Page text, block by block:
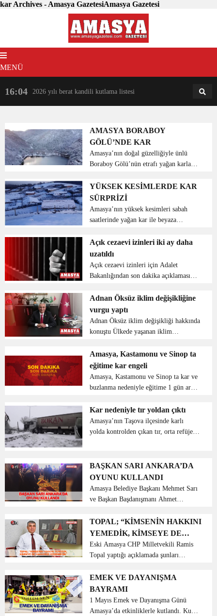
kar Archives - Amasya GazetesiAmasya Gazetesi
MENÜ
16:04 2026 yılı berat kandili kutlama listesi 18:31
AMASYA BORABOY
GÖLÜ’NDE KAR
Amasya’nın doğal güzelliğiyle ünlü
Boraboy Gölü’nün etrafı yağan karla
havadan dron ile görüntülendi.
Amasya’nın Taşova ilçesine bağlı
Boraboy k...
YÜKSEK KESİMLERDE KAR
SÜRPRİZİ
Amasya’nın yüksek kesimleri sabah
saatlerinde yağan kar ile beyaza
bağlı Dereli, Belevi ve Tekke
yaylalarında yaşayanlar sabah beyaz
örtü ile uyandı. Bin 700 rakıml...
Açık cezaevi izinleri iki ay daha
uzatıldı
Açık cezaevi izinleri için Adalet
Bakanlığından son dakika açıklaması
cezaevlerindeki hükümlülerin Covid-19
tedbirleri kapsamındaki izin sürelerinin
2 ay uzatıld...
Adnan Öksüz iklim değişikliğine
vurgu yaptı
Adnan Öksüz iklim değişikliği hakkında
konuştu Ülkede yaşanan iklim
afetler tarım sektörünü etkilemektedir
Üreticiler sezon boyunca kuraklık veya
aşırı yağışl...
Amasya, Kastamonu ve Sinop ta
eğitime kar engeli
Amasya, Kastamonu ve Sinop ta kar ve
buzlanma nedeniyle eğitime 1 gün ara
Kar nedeniyle tır yoldan çıktı
Amasya’nın Taşova ilçesinde karlı
yolda kontrolden çıkan tır, orta refüje
kaybederek önce yoldan çıktı sonra orta
refüje ç...
BAŞKAN SARI ANKARA’DA
OYUNU KULLANDI
Amasya Belediye Başkanı Mehmet Sarı
ve Başkan Başdanışmanı Ahmet
İlbank Olağan Genel Kurul toplantısına
katıldı. İller Bankası Anonim Şirketinin
Olağan genel kurul t...
TOPAL; “KİMSENİN HAKKINI
YEMEDİK, KİMSEYE DE
HAKKIMIZI YEDİRMEDİK”
Eski Amasya CHP Milletvekili Ramis
Topal yaptığı açıklamada şunları
Büyükşehir Belediye Başkan Adayımız
Ekrem İmamoğlu ve İstanbul İl
Başkanımız Canan Kaftancıoğlu öncü...
EMEK VE DAYANIŞMA
BAYRAMI
1 Mayıs Emek ve Dayanışma Günü
Amasya’da etkinliklerle kutlandı. Kunç